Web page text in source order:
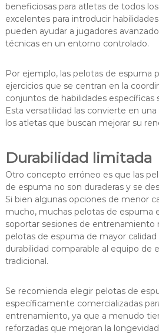
beneficiosas para atletas de todos
excelentes para introducir
pueden ayudar a jugadores
técnicas en un entorno controlado.
Por ejemplo, las pelotas de espuma
ejercicios que se centran en la
conjuntos de habilidades específicas
Esta versatilidad las convierte en
los atletas que buscan mejorar su
Durabilidad limitada
Otro concepto erróneo es que las
de espuma no son duraderas y se
Si bien algunas opciones de menor
mucho, muchas pelotas de espuma
soportar sesiones de entrenamiento
pelotas de espuma de mayor
durabilidad comparable al equipo de
tradicional.
Se recomienda elegir pelotas de
específicamente comercializadas
entrenamiento, ya que a menudo
reforzadas que mejoran la